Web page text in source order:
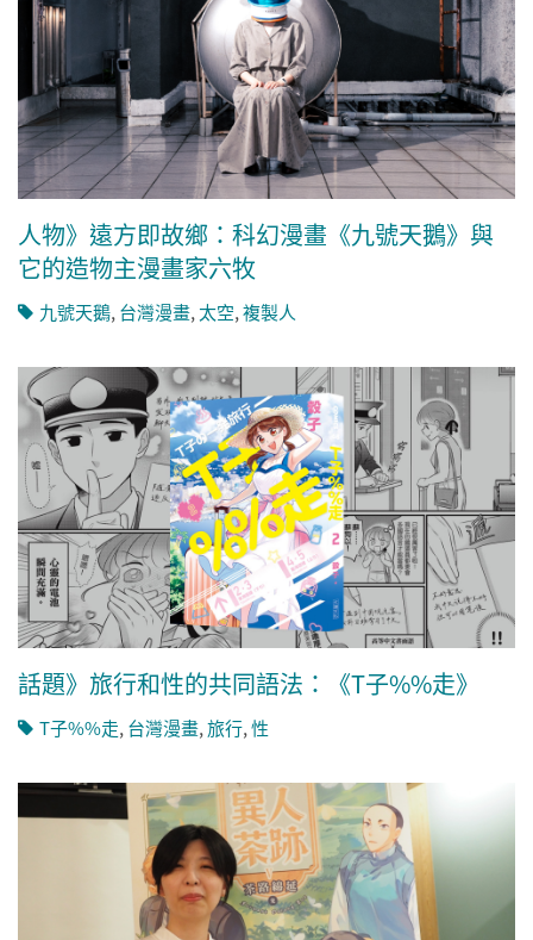
人物》遠方即故鄉：科幻漫畫《九號天鵝》與
它的造物主漫畫家六牧
九號天鵝, 台灣漫畫, 太空,複製人
話題》旅行和性的共同語法：《T子%%走》
T子%%走,台灣漫畫,旅行,性